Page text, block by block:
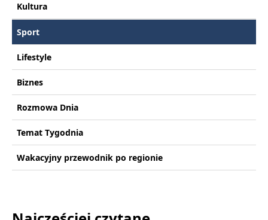
Kultura
Sport
Lifestyle
Biznes
Rozmowa Dnia
Temat Tygodnia
Wakacyjny przewodnik po regionie